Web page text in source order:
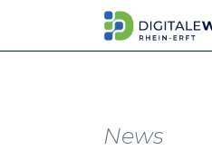
News